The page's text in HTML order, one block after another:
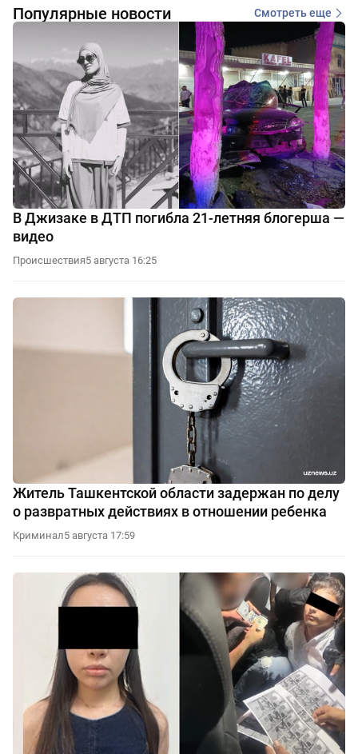
Популярные новости Смотреть еще
В Джизаке в ДТП погибла 21-летняя блогерша —
видео
Происшествия5 августа 16:25
Житель Ташкентской области задержан по делу
о развратных действиях в отношении ребенка
Криминал5 августа 17:59